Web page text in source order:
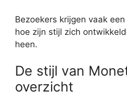
Bezoekers krijgen vaak
hoe zijn stijl zich
heen.
De stijl van
overzicht